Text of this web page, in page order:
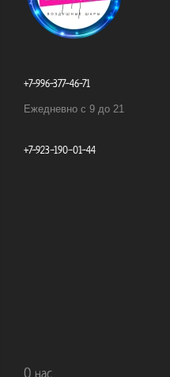
+7-996-377-46-71
Ежедневно с 9 до 21
+7-923-190-01-44
О нас